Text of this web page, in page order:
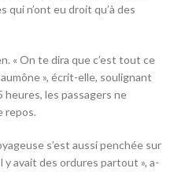
qui n’ont eu droit qu’à des
« On te dira que c’est tout ce
», écrit-elle, soulignant
heures, les passagers ne
repos.
s’est aussi penchée sur
y avait des ordures partout », a-